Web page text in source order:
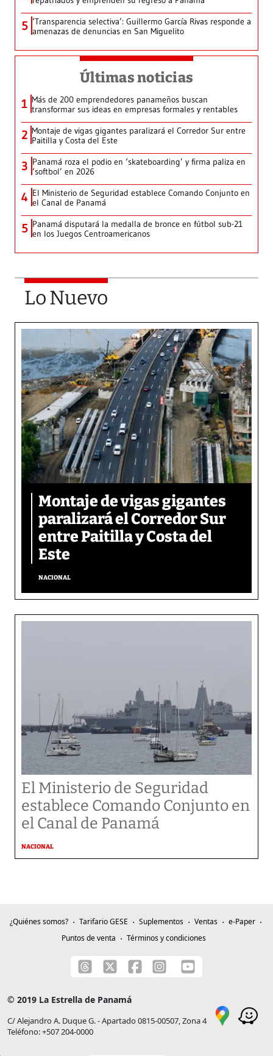
5 ‘Transparencia selectiva’: Guillermo García Rivas responde a
amenazas de denuncias en San Miguelito
Últimas noticias
1 Más de 200 emprendedores panameños buscan
transformar sus ideas en empresas formales y rentables
2 Montaje de vigas gigantes paralizará el Corredor Sur entre
Paitilla y Costa del Este
3 Panamá roza el podio en ‘skateboarding’ y firma paliza en
‘softbol’ en 2026
4 El Ministerio de Seguridad establece Comando Conjunto en
el Canal de Panamá
5 Panamá disputará la medalla de bronce en fútbol sub-21
en los Juegos Centroamericanos
Lo Nuevo
Montaje de vigas gigantes
paralizará el Corredor Sur
entre Paitilla y Costa del
Este
NACIONAL
El Ministerio de Seguridad
establece Comando Conjunto en
el Canal de Panamá
NACIONAL
¿Quiénes somos? Tarifario GESE Suplementos Ventas
e-Paper
Puntos de venta
Términos y condiciones
© 2019 La Estrella de Panamá
C/ Alejandro A. Duque G. - Apartado 0815-00507, Zona 4
Teléfono: +507 204-0000